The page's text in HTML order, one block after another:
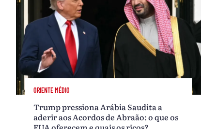
ORIENTE MÉDIO
Trump pressiona Arábia Saudita a
aderir aos Acordos de Abraão: o que os